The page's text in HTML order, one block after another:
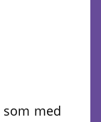
som med